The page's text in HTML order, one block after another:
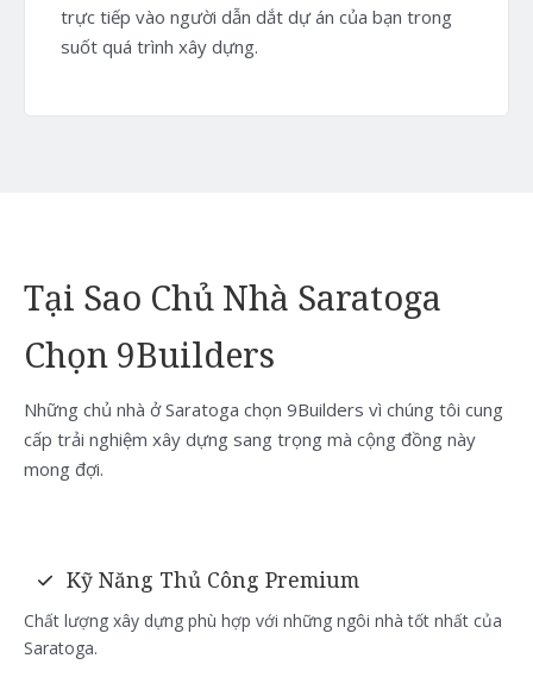
trực tiếp vào người dẫn dắt dự án của bạn trong
suốt quá trình xây dựng.
Tại Sao Chủ Nhà Saratoga
Chọn 9Builders
Những chủ nhà ở Saratoga chọn 9Builders vì chúng tôi cung
cấp trải nghiệm xây dựng sang trọng mà cộng đồng này
mong đợi.
Kỹ Năng Thủ Công Premium
Chất lượng xây dựng phù hợp với những ngôi nhà tốt nhất của
Saratoga.